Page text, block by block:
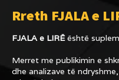
Rreth FJALA e
FJALA e LIRËështë
Merret me publikimin e
dhe analizave të